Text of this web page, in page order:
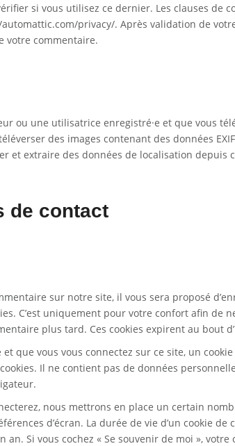
si vous utilisez ce dernier. Les clauses de
privacy/. Après validation de
votre commentaire.
ou une utilisatrice enregistré·e et que vous
des images contenant des données
et extraire des données de localisation depuis
de contact
sur notre site, il vous sera proposé
C’est uniquement pour votre confort afin de
plus tard. Ces cookies expirent au bout
et que vous vous connectez sur ce site, un
Il ne contient pas de données
nous mettrons en place un certain
d’écran. La durée de vie d’un cookie de
an. Si vous cochez « Se souvenir de moi »,